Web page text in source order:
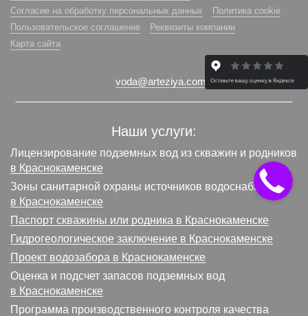
Согласие на обработку персональных данных
Политика cookie
Пользовательское соглашение
Реквизиты компании
Карта сайта
voda@arteziya.com
Наши услуги:
Лицензирование подземных вод из скважин и родников
в Краснокаменске
Зоны санитарной охраны источников водоснабжения
в Краснокаменске
Паспорт скважины или родника в Краснокаменске
Гидрогеологическое заключение в Краснокаменске
Проект водозабора в Краснокаменске
Оценка и подсчет запасов подземных вод
в Краснокаменске
Программа производственного контроля качества